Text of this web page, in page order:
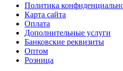
Политика
Карта сайта
Оплата
Дополнительные услуги
Банковские реквизиты
Оптом
Розница